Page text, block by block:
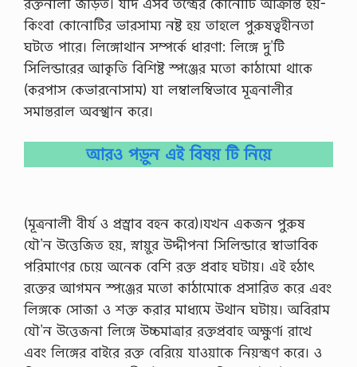
কিংবা কোনোটির ভারসাম্য নষ্ট হয়­ তাহলে পুরুষত্বহীনতা
ঘটতে পারে। লিঙ্গোথান সম্পর্কে ধারণা: লিঙ্গে দু’টি
সিলিন্ডারের আকৃতি বিশিষ্ট স্পঞ্জের মতো কাঠামো থাকে
(করপাস কেভারনোসাম) যা লম্বালম্বিভাবে মূত্রনালীর
সমান্তরাল অবস্খান করে।
আরও পড়ুন এই বিষয় টি নিয়ে
(মূত্রনালী বীর্য ও প্রস্র্রাব বহন করে)।যখন একজন পুরুষ
যৌ’ন উত্তেজিত হয়, স্নায়ুর উদ্দীপনা সিলিন্ডারে স্বাভাবিক
পরিমাণের চেয়ে অনেক বেশি রক্ত প্রবাহ ঘটায়। এই হঠাৎ
রক্তের আগমন স্পঞ্জের মতো কাঠামোকে প্রসারিত করে এবং
লিঙ্গকে সোজা ও শক্ত করার মাধ্যমে উথান ঘটায়। অবিরাম
যৌ’ন উত্তেজনা লিঙ্গে উচ্চমাত্রার রক্তপ্রবাহ অক্ষুণí রাখে
এবং লিঙ্গের বাইরে রক্ত বেরিয়ে যাওয়াকে নিয়ন্ত্রণ করে। ও